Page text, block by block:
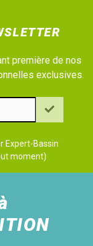
première de nos
exclusives.
Expert-Bassin
moment)